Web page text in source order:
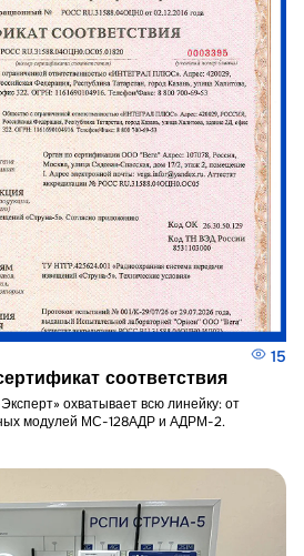
15
соответствия
охватывает всю линейку: от
модулей МС-128АДР и АДРМ-2.